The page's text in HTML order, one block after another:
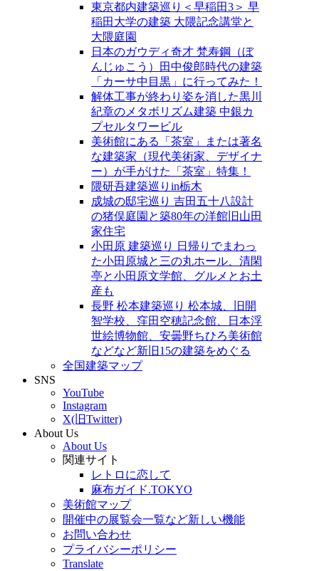
東京都内建築巡り＜早稲田3＞ 早
稲田大学の建築 大隈記念講堂と
大隈庭園
日本のガウディ奇才 梵寿鋼（ぼ
んじゅこう）田中俊郎時代の建築
「カーサ中目黒」に行ってみた！
解体工事が終わり姿を消した黒川
紀章のメタボリズム建築 中銀カ
プセルタワービル
美術館にある「茶室」または著名
な建築家（現代美術家、デザイナ
ー）が手がけた「茶室」特集！
隈研吾建築巡りin栃木
成城の邸宅巡り 吉田五十八設計
の猪俣庭園と築80年の洋館旧山田
家住宅
小田原 建築巡り 日帰りでまわっ
た小田原城と三の丸ホール、清閑
亭と小田原文学館、グルメとお土
産も
長野 松本建築巡り 松本城、旧開
智学校、窪田空穂記念館、日本浮
世絵博物館、安曇野ちひろ美術館
などなど新旧15の建築をめぐる
全国建築マップ
SNS
YouTube
Instagram
X(旧Twitter)
About Us
About Us
関連サイト
レトロに恋して
麻布ガイド.TOKYO
美術館マップ
開催中の展覧会一覧など新しい機能
お問い合わせ
プライバシーポリシー
Translate